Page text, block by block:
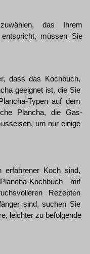
das Ihrem
müssen Sie
dass das Kochbuch,
geeignet ist, die Sie
Typen auf dem
Plancha, die Gas-
um nur einige
erfahrener Koch sind,
Kochbuch mit
Rezepten
sind, suchen Sie
leichter zu befolgende